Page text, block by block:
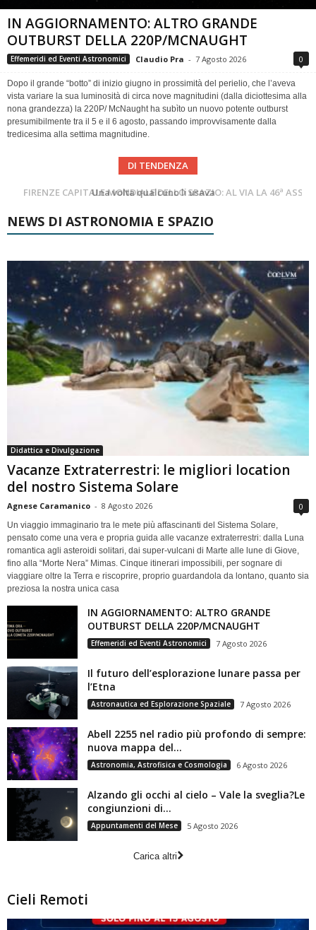
IN AGGIORNAMENTO: ALTRO GRANDE
OUTBURST DELLA 220P/MCNAUGHT
Effemeridi ed Eventi Astronomici Claudio Pra - 7 Agosto 2026 0
Dopo il grande “botto” di inizio giugno in prossimità del perielio, che l’aveva
vista variare la sua luminosità di circa nove magnitudini (dalla diciottesima alla
nona grandezza) la 220P/ McNaught ha subìto un nuovo potente outburst
presumibilmente tra il 5 e il 6 agosto, passando improvvisamente dalla
tredicesima alla settima magnitudine.
DI TENDENZA
FIRENZE CAPITALE MONDIALE DELLO SPAZIO: AL VIA LA 46ª ASSEMBLEA SCIENTIFICA DEL COSPAR
Cielo del Mese di Agosto 2026
NEWS DI ASTRONOMIA E SPAZIO
Didattica e Divulgazione
Vacanze Extraterrestri: le migliori location
del nostro Sistema Solare
Agnese Caramanico - 8 Agosto 2026 0
Un viaggio immaginario tra le mete più affascinanti del Sistema Solare,
pensato come una vera e propria guida alle vacanze extraterrestri: dalla Luna
romantica agli asteroidi solitari, dai super-vulcani di Marte alle lune di Giove,
fino alla “Morte Nera” Mimas. Cinque itinerari impossibili, per sognare di
viaggiare oltre la Terra e riscoprire, proprio guardandola da lontano, quanto sia
preziosa la nostra unica casa
IN AGGIORNAMENTO: ALTRO GRANDE
OUTBURST DELLA 220P/MCNAUGHT
Effemeridi ed Eventi Astronomici 7 Agosto 2026
Il futuro dell’esplorazione lunare passa per
l’Etna
Astronautica ed Esplorazione Spaziale 7 Agosto 2026
Abell 2255 nel radio più profondo di sempre:
nuova mappa del...
Astronomia, Astrofisica e Cosmologia 6 Agosto 2026
Alzando gli occhi al cielo – Vale la sveglia?Le
congiunzioni di...
Appuntamenti del Mese 5 Agosto 2026
Carica altri
Cieli Remoti